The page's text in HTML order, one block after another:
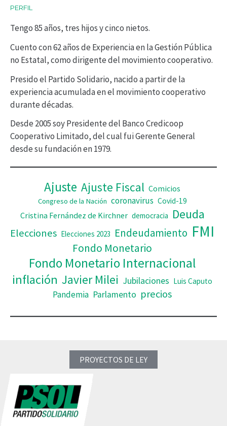
t
o
r
d
e
v
d
e
o
PERFIL
Tengo 85 años, tres hijos y cinco nietos.
Cuento con 62 años de Experiencia en la Gestión Pública
no Estatal, como dirigente del movimiento cooperativo.
Presido el Partido Solidario, nacido a partir de la
experiencia acumulada en el movimiento cooperativo
durante décadas.
Desde 2005 soy Presidente del Banco Credicoop
Cooperativo Limitado, del cual fui Gerente General
desde su fundación en 1979.
Ajuste Ajuste Fiscal Comicios
Congreso de la Nación coronavirus Covid-19
Cristina Fernández de Kirchner democracia Deuda
Elecciones Elecciones 2023 Endeudamiento FMI
Fondo Monetario
Fondo Monetario Internacional
inflación Javier Milei Jubilaciones Luis Caputo
Pandemia Parlamento precios
PROYECTOS DE LEY